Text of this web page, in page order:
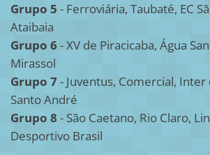
Grupo 5 - Ferroviária, Taubaté, EC
Ataibaia
Grupo 6- XV de Piracicaba, Água
Mirassol
Grupo 7- Juventus, Comercial, Inter
Santo André
Grupo 8 - São Caetano, Rio Claro,
Desportivo Brasil